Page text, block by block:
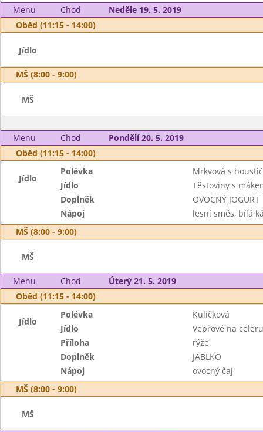
Menu Chod
Neděle 19. 5. 2019
Oběd (11:15 - 14:00)
Jídlo
MŠ (8:00 - 9:00)
MŠ
Menu Chod
Pondělí 20. 5. 2019
Oběd (11:15 - 14:00)
Jídlo
Polévka
Mrkvová s
Jídlo
Těstoviny s
Doplněk
OVOCNÝ JOGURT
Nápoj
lesní směs, bílá
MŠ (8:00 - 9:00)
MŠ
Menu Chod
Úterý 21. 5. 2019
Oběd (11:15 - 14:00)
Jídlo
Polévka
Kuličková
Jídlo
Vepřové na celeru
Příloha
rýže
Doplněk
JABLKO
Nápoj
ovocný čaj
MŠ (8:00 - 9:00)
MŠ